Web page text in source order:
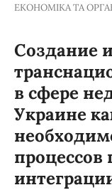
ЕКОНОМІКА ТА
Создание
в сфере
Украине
процессов